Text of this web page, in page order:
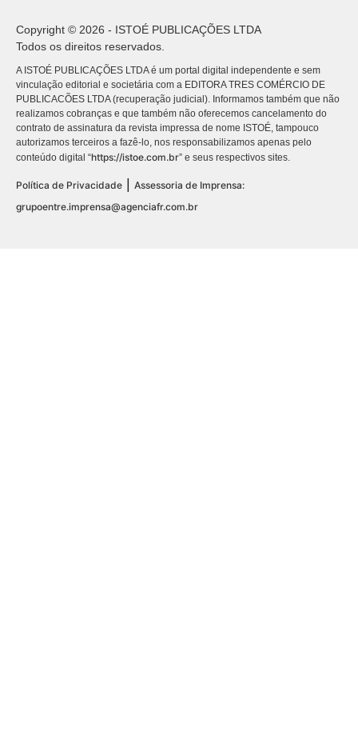
Copyright © 2026 - ISTOÉ PUBLICAÇÕES LTDA
Todos os direitos reservados.
A ISTOÉ PUBLICAÇÕES LTDA é um portal digital independente e sem
vinculação editorial e societária com a EDITORA TRES COMÉRCIO DE
PUBLICACÕES LTDA (recuperação judicial). Informamos também que não
realizamos cobranças e que também não oferecemos cancelamento do
contrato de assinatura da revista impressa de nome ISTOÉ, tampouco
autorizamos terceiros a fazê-lo, nos responsabilizamos apenas pelo
conteúdo digital “https://istoe.com.br” e seus respectivos sites.
Política de Privacidade
Assessoria de Imprensa:
grupoentre.imprensa@agenciafr.com.br